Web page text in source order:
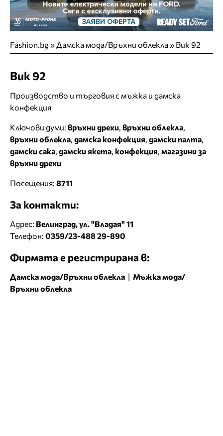
Fashion.bg»Дамска мода/Връхни облекла» Вик 92
Вик 92
Производство и търговия с мъжка и дамска
конфекция
Ключови думи: връхни дрехи връхни облекла
връхни облекла дамска конфекция дамски палта
дамски сака дамски якета конфекция магазини за
връхни дрехи
Посещения: 8711
За контакти:
Адрес: Велинград, ул. "Владая" 11
Телефон: 0359/23-488 29-890
Фирмата е регистрирана в:
Дамска мода/Връхни облекла | Мъжка мода/
Връхни облекла